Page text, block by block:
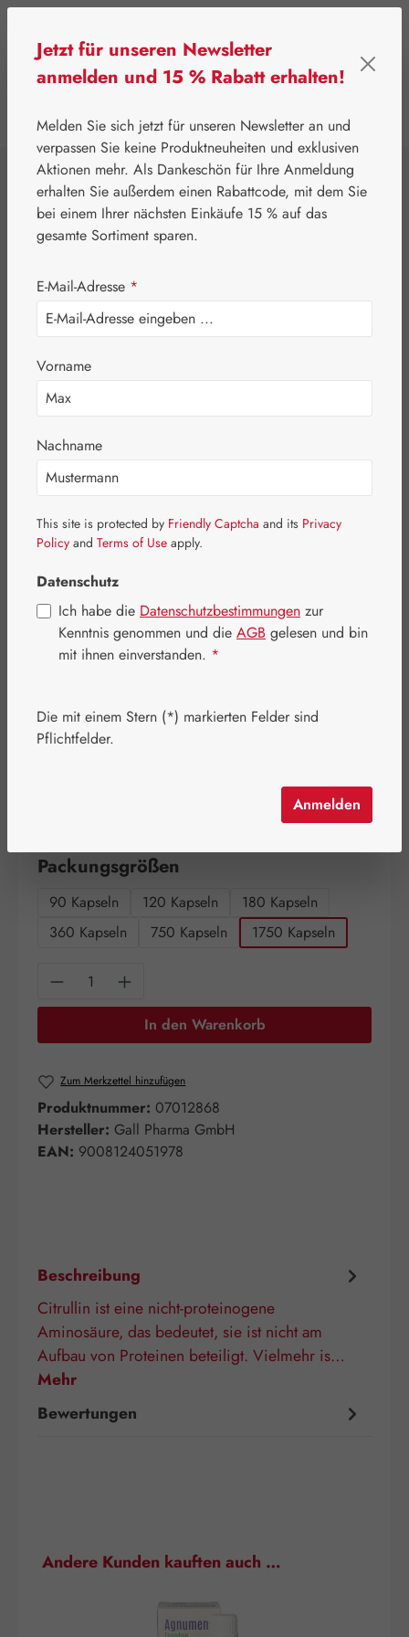
⌂ Gall Pharma Aminosäuren
L-Citrullin 500 mg
GPH Kapseln
Bildergalerie überspringen
Regulärer Preis:
606,40 €
Inhalt:1.069 Kilogramm
Packungsgrößen
90 Kapseln 120 Kapseln
180 Kapseln
360 Kapseln
750 Kapseln 1750 Kapseln
Produkt Anzahl: Gib den gewünschten
In den Warenkorb
Zum Merkzettel hinzufügen
Produktnummer: 07012868
Hersteller: Gall Pharma GmbH
EAN: 9008124051978
Beschreibung
Citrullin ist eine nicht-proteinogene
Aminosäure, das bedeutet, sie ist nicht am
Aufbau von Proteinen beteiligt. Vielmehr is…
Mehr
Bewertungen
Produktgalerie überspringen
Andere Kunden kauften auch …
Jetzt für unseren Newsletter
anmelden und 15 % Rabatt erhalten!
Melden Sie sich jetzt für unseren Newsletter an und
verpassen Sie keine Produktneuheiten und exklusiven
Aktionen mehr. Als Dankeschön für Ihre Anmeldung
erhalten Sie außerdem einen Rabattcode, mit dem Sie
bei einem Ihrer nächsten Einkäufe 15 % auf das
gesamte Sortiment sparen.
E-Mail-Adresse *
Vorname
Nachname
This site is protected by Friendly Captcha and its Privacy
Policy and Terms of Use apply.
Datenschutz
Ich habe die Datenschutzbestimmungen zur
Kenntnis genommen und die AGB gelesen und bin
mit ihnen einverstanden. *
Die mit einem Stern (*) markierten Felder sind
Pflichtfelder.
Anmelden